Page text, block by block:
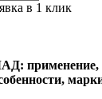
в 1 клик
применение,